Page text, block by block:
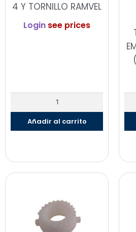
4 Y TORNILLO RAMVEL
Login see prices
Añadir al carrito